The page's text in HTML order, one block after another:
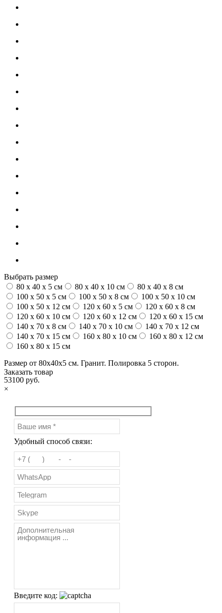
Выбрать размер
80 x 40 x 5 см
80 x 40 x 10 см
80 x 40 x 8 см
100 x 50 x 5 см
100 х 50 х 8 см
100 x 50 x 10 см
100 x 50 x 12 см
120 x 60 x 5 см
120 x 60 x 8 см
120 x 60 x 10 см
120 x 60 x 12 см
120 x 60 x 15 см
140 x 70 x 8 см
140 x 70 x 10 см
140 x 70 x 12 см
140 x 70 x 15 см
160 x 80 x 10 см
160 x 80 x 12 см
160 x 80 x 15 см
Размер от 80х40х5 см. Гранит. Полировка 5 сторон.
53100 руб.
Заказать товар
×
Удобный способ связи:
Введите код: